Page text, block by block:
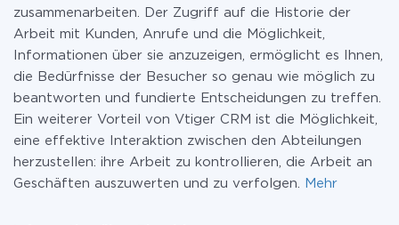
zusammenarbeiten. Der Zugriff auf die Historie der
Arbeit mit Kunden, Anrufe und die Möglichkeit,
Informationen über sie anzuzeigen, ermöglicht es Ihnen,
die Bedürfnisse der Besucher so genau wie möglich zu
beantworten und fundierte Entscheidungen zu treffen.
Ein weiterer Vorteil von Vtiger CRM ist die Möglichkeit,
eine effektive Interaktion zwischen den Abteilungen
herzustellen: ihre Arbeit zu kontrollieren, die Arbeit an
Geschäften auszuwerten und zu verfolgen.
Mehr